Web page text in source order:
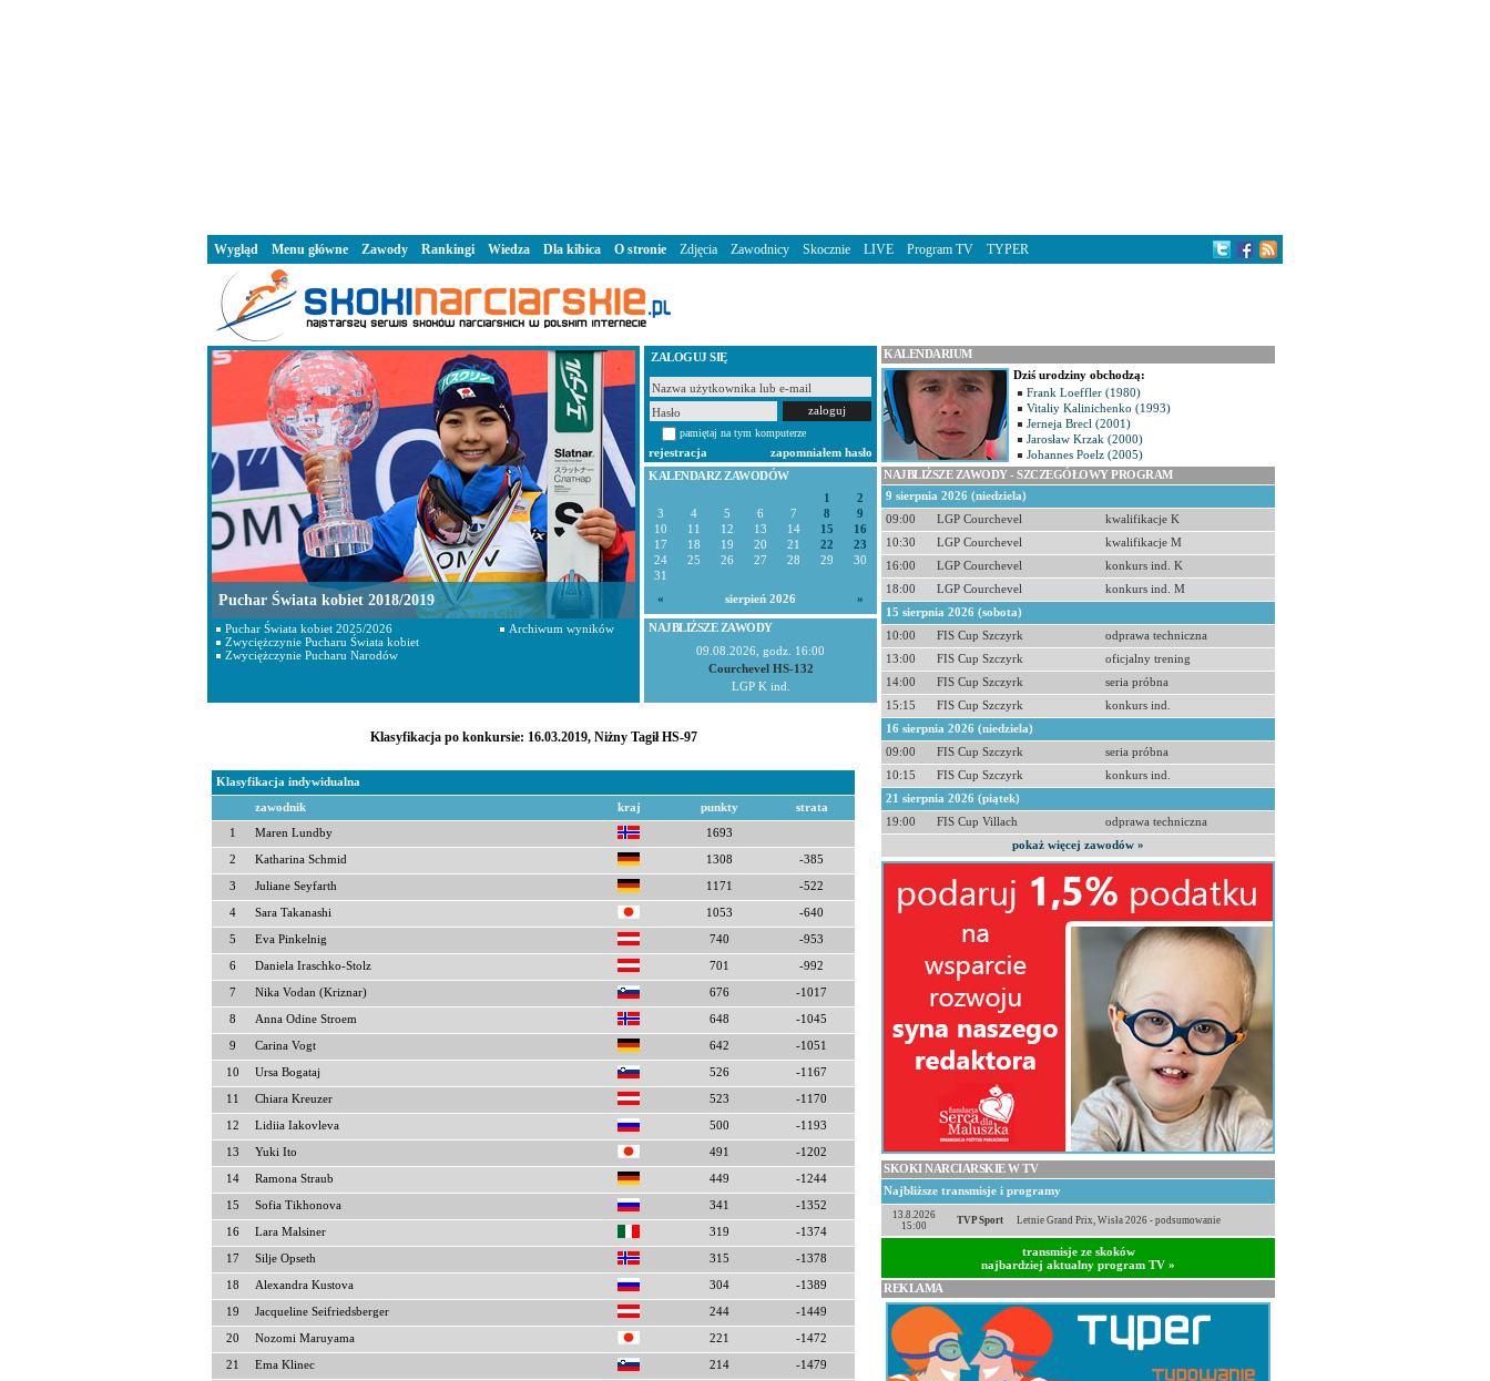
ZALOGUJ SIĘ
pamiętaj na tym komputerze
rejestracja
zapomniałem hasło
KALENDARZ ZAWODÓW
1
2
3
4 5 6 7 8
9
10
11 12 13 14 15
16
17
18 19 20 21 22
23
24
25 26 27 28 29
30
31
«
sierpień 2026 »
NAJBLIŻSZE ZAWODY
09.08.2026, godz. 16:00
Courchevel HS-132
LGP K ind.
Klasyfikacja po konkursie: 16.03.2019, Niżny Tagił HS-97
Klasyfikacja indywidualna
zawodnik kraj punkty strata
1 Maren Lundby 1693
2 Katharina Schmid 1308 -385
3 Juliane Seyfarth 1171 -522
4 Sara Takanashi 1053 -640
5 Eva Pinkelnig 740 -953
6 Daniela Iraschko-Stolz 701 -992
7 Nika Vodan (Kriznar) 676 -1017
8 Anna Odine Stroem 648 -1045
9 Carina Vogt 642 -1051
10 Ursa Bogataj 526 -1167
11 Chiara Kreuzer 523 -1170
12 Lidiia Iakovleva 500 -1193
13 Yuki Ito 491 -1202
14 Ramona Straub 449 -1244
15 Sofia Tikhonova 341 -1352
16 Lara Malsiner 319 -1374
17 Silje Opseth 315 -1378
18 Alexandra Kustova 304 -1389
19 Jacqueline Seifriedsberger 244 -1449
20 Nozomi Maruyama 221 -1472
21 Ema Klinec 214 -1479
Puchar Świata kobiet 2018/2019
Puchar Świata kobiet 2025/2026
Archiwum wyników
Zwyciężczynie Pucharu Świata kobiet
Zwyciężczynie Pucharu Narodów
KALENDARIUM
Dziś urodziny obchodzą:
Frank Loeffler (1980)
Vitaliy Kalinichenko (1993)
Jerneja Brecl (2001)
Jarosław Krzak (2000)
Johannes Poelz (2005)
NAJBLIŻSZE ZAWODY - SZCZEGÓŁOWY PROGRAM
9 sierpnia 2026 (niedziela)
09:00
LGP Courchevel
kwalifikacje K
10:30
LGP Courchevel
kwalifikacje M
16:00
LGP Courchevel
konkurs ind. K
18:00
LGP Courchevel
konkurs ind. M
15 sierpnia 2026 (sobota)
10:00
FIS Cup Szczyrk
odprawa techniczna
13:00
FIS Cup Szczyrk
oficjalny trening
14:00
FIS Cup Szczyrk
seria próbna
15:15
FIS Cup Szczyrk
konkurs ind.
16 sierpnia 2026 (niedziela)
09:00
FIS Cup Szczyrk
seria próbna
10:15
FIS Cup Szczyrk
konkurs ind.
21 sierpnia 2026 (piątek)
19:00
FIS Cup Villach
odprawa techniczna
pokaż więcej zawodów »
SKOKI NARCIARSKIE W TV
Najbliższe transmisje i programy
13.8.2026
15:00
TVP Sport Letnie Grand Prix, Wisła 2026 - podsumowanie
transmisje ze skoków
najbardziej aktualny program TV »
REKLAMA
Wygląd Menu główne Zawody Rankingi Wiedza Dla kibica O stronie Zdjęcia Zawodnicy Skocznie LIVE Program TV TYPER